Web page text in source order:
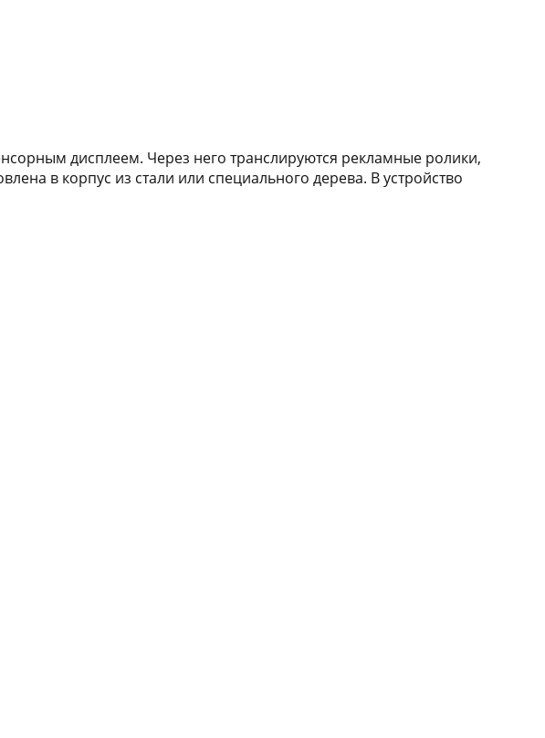
дисплеем. Через него транслируются рекламные ролики,
в корпус из стали или специального дерева. В устройство